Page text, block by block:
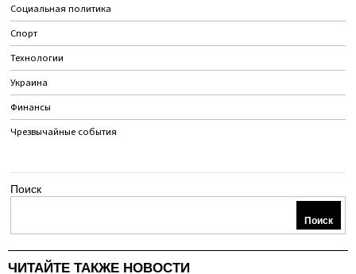
Социальная политика
Спорт
Технологии
Украина
Финансы
Чрезвычайные события
Поиск
Поиск
ЧИТАЙТЕ ТАКЖЕ НОВОСТИ